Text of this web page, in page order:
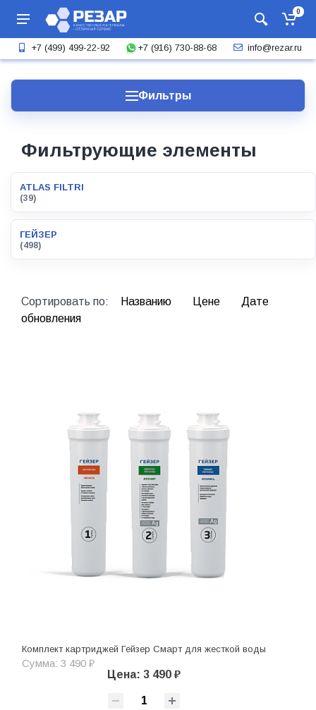
0
+7 (499) 499-22-92 +7 (916) 730-88-68 info@rezar.ru
Фильтры
Фильтрующие элементы
ATLAS FILTRI
(39)
ГЕЙЗЕР
(498)
Сортировать по: Названию Цене
Дате
обновления
Комплект картриджей Гейзер Смарт для жесткой воды
Сумма: 3 490 ₽
Цена: 3 490 ₽